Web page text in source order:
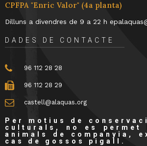
CPFPA "Enric Valor" (4a planta)
Dilluns a divendres de 9 a 22 h
DADES DE CONTACTE
96 112 28 28
96 112 28 29
castell@alaquas.org
Per motius de
culturals, no es permet
animals de companyia,
cas de gossos pigall.